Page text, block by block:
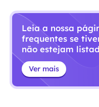
Leia a nossa
frequentes se
não estejam
Ver mais